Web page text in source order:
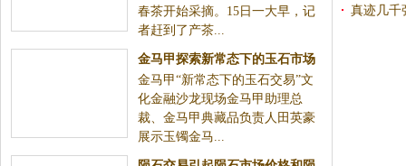
春茶开始采摘。15日一大早，记
者赶到了产茶...
金马甲探索新常态下的玉石市场
金马甲“新常态下的玉石交易”文
化金融沙龙现场金马甲助理总
裁、金马甲典藏品负责人田英豪
展示玉镯金马...
激活
真迹几千